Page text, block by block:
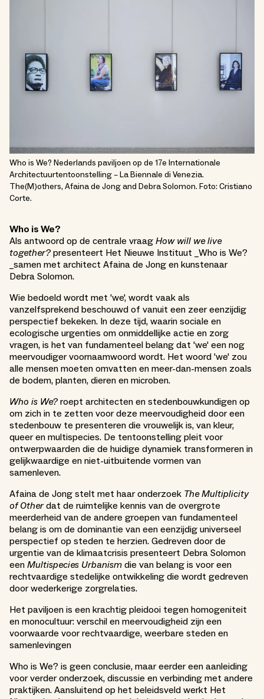
Who is We? Nederlands paviljoen op de 17e Internationale
Architectuurtentoonstelling – La Biennale di Venezia.
The(M)others, Afaina de Jong and Debra Solomon. Foto: Cristiano
Corte.
Who is We?
Als antwoord op de centrale vraag How will we live
together?presenteert Het Nieuwe Instituut _Who is We?
_samen met architect Afaina de Jong en kunstenaar
Debra Solomon.
Wie bedoeld wordt met 'we', wordt vaak als
vanzelfsprekend beschouwd of vanuit een zeer eenzijdig
perspectief bekeken. In deze tijd, waarin sociale en
ecologische urgenties om onmiddellijke actie en zorg
vragen, is het van fundamenteel belang dat 'we' een nog
meervoudiger voornaamwoord wordt. Het woord 'we' zou
alle mensen moeten omvatten en meer-dan-mensen zoals
de bodem, planten, dieren en microben.
Who is We?roept architecten en stedenbouwkundigen op
om zich in te zetten voor deze meervoudigheid door een
stedenbouw te presenteren die vrouwelijk is, van kleur,
queer en multispecies. De tentoonstelling pleit voor
ontwerpwaarden die de huidige dynamiek transformeren in
gelijkwaardige en niet-uitbuitende vormen van
samenleven.
Afaina de Jong stelt met haar onderzoek The Multiplicity
of Otherdat de ruimtelijke kennis van de overgrote
meerderheid van de andere groepen van fundamenteel
belang is om de dominantie van een eenzijdig universeel
perspectief op steden te herzien. Gedreven door de
urgentie van de klimaatcrisis presenteert Debra Solomon
een Multispecies Urbanism die van belang is voor een
rechtvaardige stedelijke ontwikkeling die wordt gedreven
door wederkerige zorgrelaties.
Het paviljoen is een krachtig pleidooi tegen homogeniteit
en monocultuur: verschil en meervoudigheid zijn een
voorwaarde voor rechtvaardige, weerbare steden en
samenlevingen
Who is We? is geen conclusie, maar eerder een aanleiding
voor verder onderzoek, discussie en verbinding met andere
praktijken. Aansluitend op het beleidsveld werkt Het